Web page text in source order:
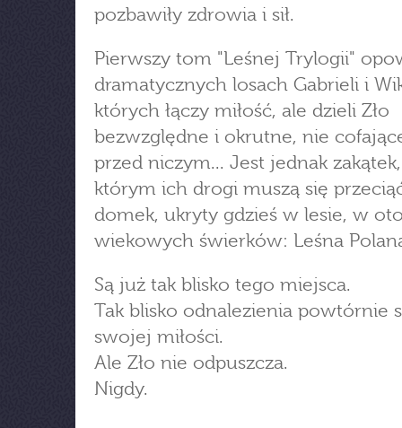
pozbawiły zdrowia i sił.
Pierwszy tom "Leśnej Trylogii"
dramatycznych losach Gabrieli i
których łączy miłość, ale dzieli Zło
bezwzględne i okrutne, nie
przed niczym... Jest jednak
którym ich drogi muszą się
domek, ukryty gdzieś w lesie, w
wiekowych świerków: Leśna
Są już tak blisko tego miejsca.
Tak blisko odnalezienia powtórnie
swojej miłości.
Ale Zło nie odpuszcza.
Nigdy.